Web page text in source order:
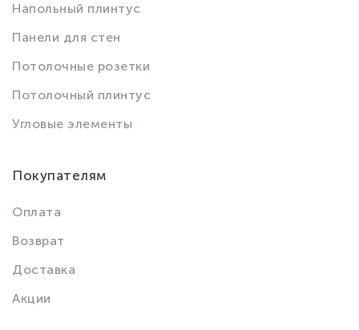
Напольный плинтус
Панели для стен
Потолочные розетки
Потолочный плинтус
Угловые элементы
Покупателям
Оплата
Возврат
Доставка
Акции